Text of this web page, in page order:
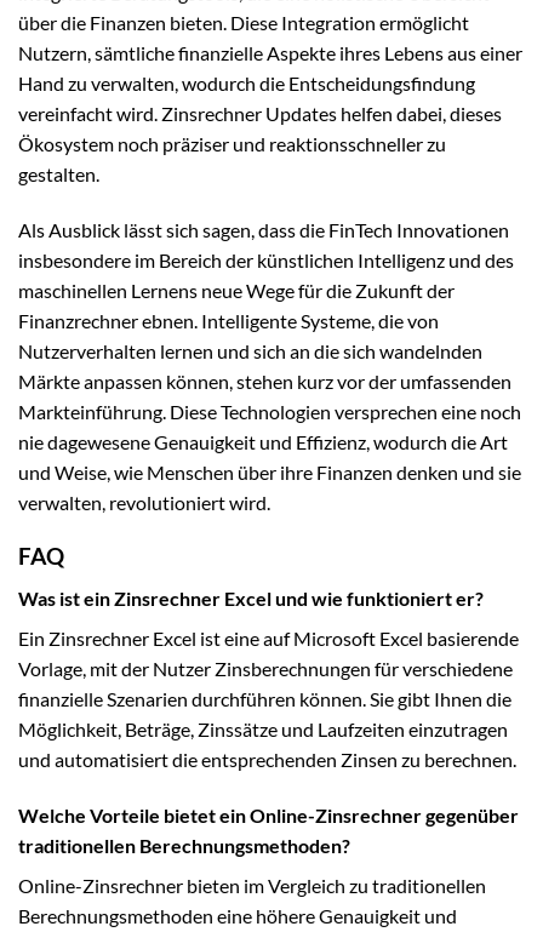
über die Finanzen bieten. Diese Integration ermöglicht
Nutzern, sämtliche finanzielle Aspekte ihres Lebens aus einer
Hand zu verwalten, wodurch die Entscheidungsfindung
vereinfacht wird. Zinsrechner Updates helfen dabei, dieses
Ökosystem noch präziser und reaktionsschneller zu
gestalten.
Als Ausblick lässt sich sagen, dass die FinTech Innovationen
insbesondere im Bereich der künstlichen Intelligenz und des
maschinellen Lernens neue Wege für die Zukunft der
Finanzrechner ebnen. Intelligente Systeme, die von
Nutzerverhalten lernen und sich an die sich wandelnden
Märkte anpassen können, stehen kurz vor der umfassenden
Markteinführung. Diese Technologien versprechen eine noch
nie dagewesene Genauigkeit und Effizienz, wodurch die Art
und Weise, wie Menschen über ihre Finanzen denken und sie
verwalten, revolutioniert wird.
FAQ
Was ist ein Zinsrechner Excel und wie funktioniert er?
Ein Zinsrechner Excel ist eine auf Microsoft Excel basierende
Vorlage, mit der Nutzer Zinsberechnungen für verschiedene
finanzielle Szenarien durchführen können. Sie gibt Ihnen die
Möglichkeit, Beträge, Zinssätze und Laufzeiten einzutragen
und automatisiert die entsprechenden Zinsen zu berechnen.
Welche Vorteile bietet ein Online-Zinsrechner gegenüber
traditionellen Berechnungsmethoden?
Online-Zinsrechner bieten im Vergleich zu traditionellen
Berechnungsmethoden eine höhere Genauigkeit und